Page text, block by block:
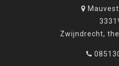
Zwijndrecht,